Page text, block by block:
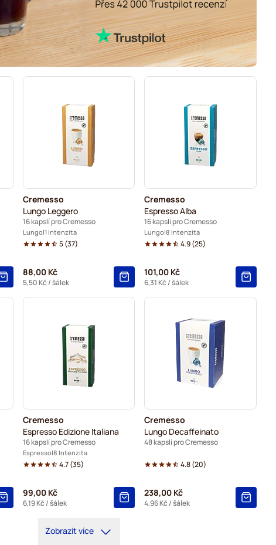
Cremesso
Lungo Leggero
16 kapslí pro Cremesso
Lungo 1 Intenzita
5(37)
88,00 Kč
5,50 Kč / šálek
Cremesso
Espresso Alba
16 kapslí pro Cremesso
Lungo 8 Intenzita
4.9(25)
101,00 Kč
6,31 Kč / šálek
Cremesso
Espresso Edizione Italiana
16 kapslí pro Cremesso
Espresso 8 Intenzita
4.7(35)
99,00 Kč
6,19 Kč / šálek
Cremesso
Lungo Decaffeinato
48 kapslí pro Cremesso
4.8(20)
238,00 Kč
4,96 Kč / šálek
Zobrazit více